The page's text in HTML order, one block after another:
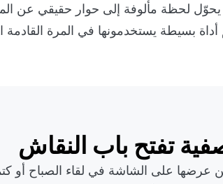
لحظة مألوفة إلى حوار حقيقي عن
أداة بسيطة يستخدمونها في المرة
تفتح باب النقاش
عرضها على الشاشة في لقاء الصباح أو